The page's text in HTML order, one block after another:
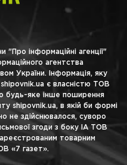
"Про інформаційні агенції"
агентства
України. Інформація, яку
є власністю ТОВ
будь-яке інше поширення
shipovnik.ua, в якій би формі
не здійснювалося, суворо
згоди з боку ІА ТОВ
товарним
«7 газет».